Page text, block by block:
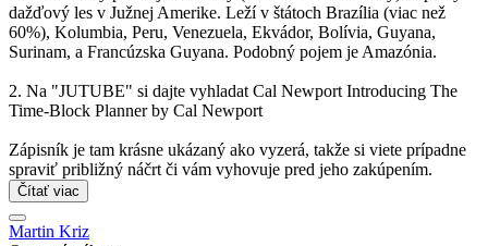
dažďový les v Južnej Amerike. Leží v štátoch Brazília (viac než
60%), Kolumbia, Peru, Venezuela, Ekvádor, Bolívia, Guyana,
Surinam, a Francúzska Guyana. Podobný pojem je Amazónia.
2. Na "JUTUBE" si dajte vyhladat Cal Newport Introducing The
Time-Block Planner by Cal Newport
Zápisník je tam krásne ukázaný ako vyzerá, takže si viete prípadne
spraviť približný náčrt či vám vyhovuje pred jeho zakúpením.
Čítať viac
Martin Kriz